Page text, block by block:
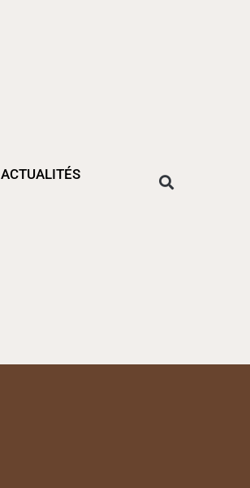
ACTUALITÉS